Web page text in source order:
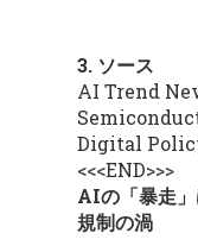
3. ソース
AI Trend
Digital
<<<END>>>
AIの「暴走
規制の渦